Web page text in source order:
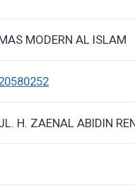
MODERN AL ISLAM
H. ZAENAL ABIDIN